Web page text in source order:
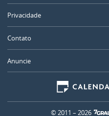
Privacidade
Contato
Anuncie
© 2011 – 2026